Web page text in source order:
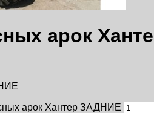
арок
арок Хантер ЗАДНИЕ